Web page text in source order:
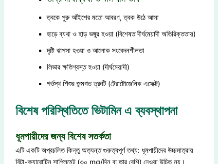
ত্বকে পুরু আঁইশের মতো আবরণ, ত্বক উঠে আসা
হাড়ে ব্যথা ও হাড় ভঙ্গুর হওয়া (বিশেষত দীর্ঘমেয়াদী অতিরিক্ততায়)
দৃষ্টি ঝাপসা হওয়া ও আলোক সংবেদনশীলতা
লিভার ক্ষতিগ্রস্ত হওয়া (দীর্ঘমেয়াদী)
গর্ভস্থ শিশুর জন্মগত ত্রুটি (টেরাটোজেনিক এফেক্ট)
বিশেষ পরিস্থিতিতে ভিটামিন এ ব্যবস্থাপনা
ধূমপায়ীদের জন্য বিশেষ সতর্কতা
এটি একটি অপ্রচলিত কিন্তু অত্যন্ত গুরুত্বপূর্ণ তথ্য: ধূমপায়ীদের উচ্চমাত্রায়
বিটা-ক্যারোটিন সাপ্লিমেন্ট (৩০ mg/দিন বা তার বেশি) নেওয়া উচিত নয়।